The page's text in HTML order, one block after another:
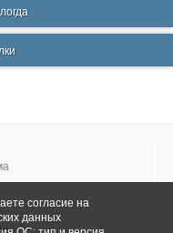
согласие на
данных